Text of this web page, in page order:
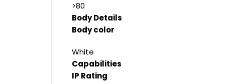
>80
Body Details
Body color
White
Capabilities
IP Rating